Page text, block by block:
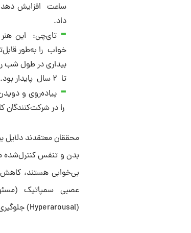
ساعت افزایش
داد.
تای‌چی: این هنر
بیداری در طول شب
تا ۲ سال پایدار بود.
پیاده‌روی و
را در
محققان معتقدند دلایل
بدن و تنفس کنترل‌شده
بی‌خوابی هستند، کاهش
عصبی سمپاتیک
(Hyperarousal) جلوگیری می‌کند.